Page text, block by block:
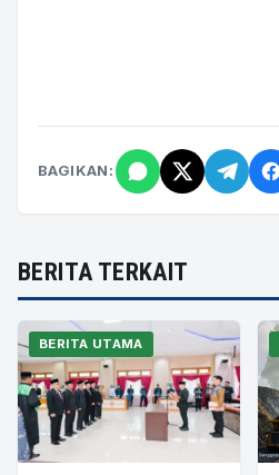
BAGIKAN:
BERITA TERKAIT
BERITA UTAMA